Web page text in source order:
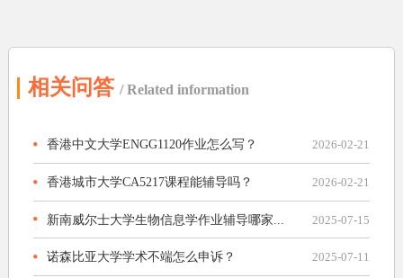
相关问答 / Related information
香港中文大学ENGG1120作业怎么写？ 2026-02-21
香港城市大学CA5217课程能辅导吗？ 2026-02-21
新南威尔士大学生物信息学作业辅导哪家... 2025-07-15
诺森比亚大学学术不端怎么申诉？ 2025-07-11